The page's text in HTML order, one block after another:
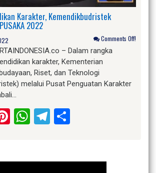
Karakter, Kemendikbudristek
2022
Comments Off!
– Dalam rangka
karakter, Kementerian
Riset, dan Teknologi
melalui Pusat Penguatan Karakter
Pinterest
WhatsApp
Telegram